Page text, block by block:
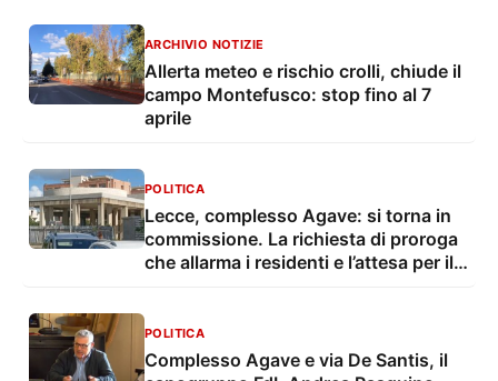
ARCHIVIO NOTIZIE
Allerta meteo e rischio crolli, chiude il
campo Montefusco: stop fino al 7
aprile
POLITICA
Lecce, complesso Agave: si torna in
commissione. La richiesta di proroga
che allarma i residenti e l’attesa per il
POLITICA
Complesso Agave e via De Santis, il